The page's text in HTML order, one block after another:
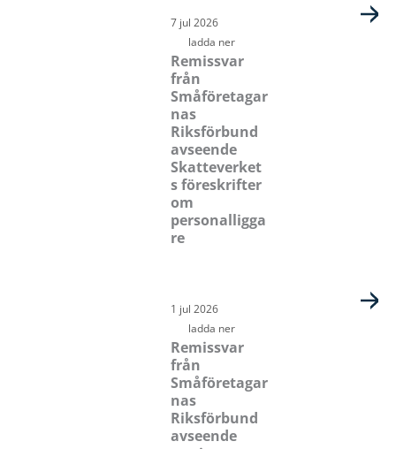
7 jul 2026
ladda ner
Remissvar
från
Småföretagar
nas
Riksförbund
avseende
Skatteverket
s föreskrifter
om
personalligga
re
1 jul 2026
ladda ner
Remissvar
från
Småföretagar
nas
Riksförbund
avseende